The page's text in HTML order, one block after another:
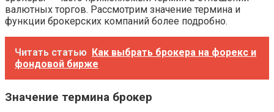
валютных торгов. Рассмотрим значение термина и
функции брокерских компаний более подробно.
Читать статью Как выбрать брокера на форекс и
фондовой бирже
Значение термина брокер